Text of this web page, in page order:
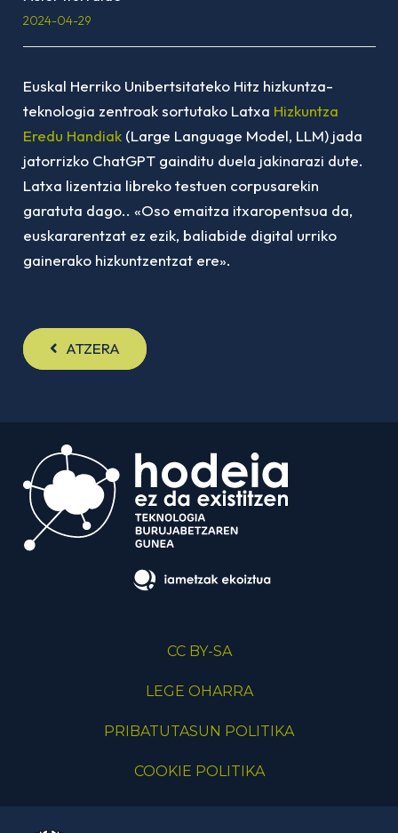
2024-04-29
Euskal Herriko Unibertsitateko Hitz hizkuntza-
teknologia zentroak sortutako Latxa Hizkuntza
Eredu Handiak(Large Language Model, LLM) jada
jatorrizko ChatGPT gainditu duela jakinarazi dute.
Latxa lizentzia libreko testuen corpusarekin
garatuta dago.. «Oso emaitza itxaropentsua da,
euskararentzat ez ezik, baliabide digital urriko
gainerako hizkuntzentzat ere».
ATZERA
CC BY-SA
LEGE OHARRA
PRIBATUTASUN POLITIKA
COOKIE POLITIKA